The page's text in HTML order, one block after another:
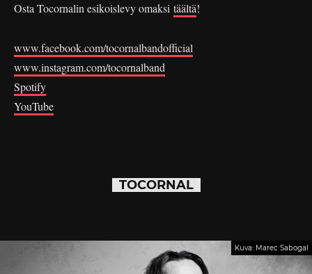
Osta Tocornalin esikoislevy omaksi täältä!
www.facebook.com/tocornalbandofficial
www.instagram.com/tocornalband
Spotify
YouTube
TOCORNAL
Kuva: Marec Sabogal